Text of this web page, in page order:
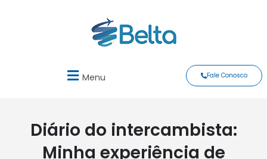
Menu Fale Conosco
Diário do intercambista:
Minha experiência de